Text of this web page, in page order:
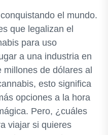
el mundo.
que legalizan el
para uso
a una industria en
de dólares al
esto significa
opciones a la hora
Pero, ¿cuáles
viajar si quieres